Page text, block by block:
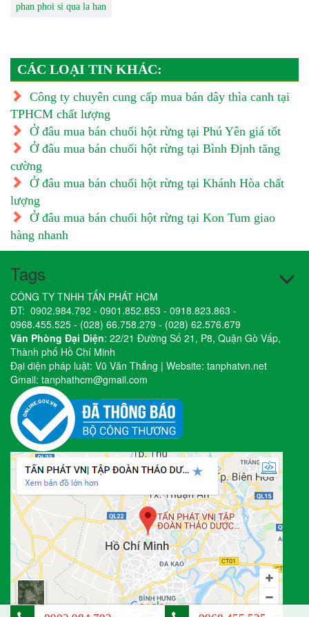
phan phoi si qua la han
CÁC LOẠI TIN KHÁC:
Công ty chuyên cung cấp mua bán dây thìa canh tại
TPHCM chất lượng
Ở đâu mua bán chuối hột rừng tại Phú Yên giá tốt
Ở đâu mua bán chuối hột rừng tại Bình Định tăng
cường
Ở đâu mua bán chuối hột rừng tại Khánh Hòa chất
lượng
Ở đâu mua bán chuối hột rừng tại Kon Tum giao
hàng nhanh
Tags
CÔNG TY TNHH TẤN PHÁT HCM
ĐT: 0902.984.792 - 0901.852.853 - 0918.823.863 -
0968.455.525 - (028) 66.758.279 - (028) 62.576.679
Văn Phòng Đại Diện: 22/21 Đường Số 21, P8, Quận Gò Vấp,
Thành phố Hồ Chí Minh
Đại diện pháp luật: Vũ Văn Thắng | Website: tanphatvn.net
Gmail: tanphathcm@gmail.com